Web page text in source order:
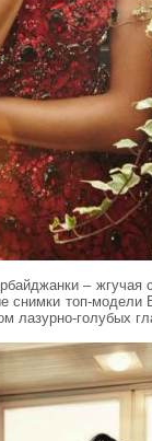
–
снимки топ-модели
лазурно-голубых